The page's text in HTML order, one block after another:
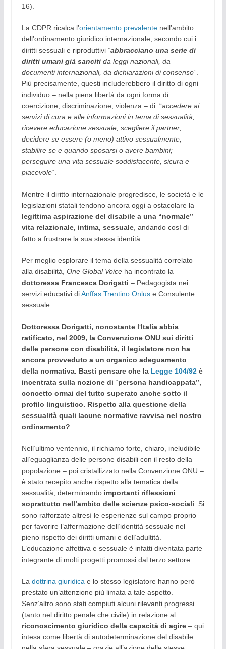
16).
La CDPR ricalca l’orientamento prevalentenell’ambito
dell’ordinamento giuridico internazionale, secondo cui i
diritti sessuali e riproduttivi “abbracciano una serie di
diritti umani già sancitida leggi nazionali, da
documenti internazionali, da dichiarazioni di consenso”.
Più precisamente, questi includerebbero il diritto di ogni
individuo – nella piena libertà da ogni forma di
coercizione, discriminazione, violenza – di: “accedere ai
servizi di cura e alle informazioni in tema di sessualità;
ricevere educazione sessuale; scegliere il partner;
decidere se essere (o meno) attivo sessualmente,
stabilire se e quando sposarsi o avere bambini;
perseguire una vita sessuale soddisfacente, sicura e
piacevole“.
Mentre il diritto internazionale progredisce, le società e le
legislazioni statali tendono ancora oggi a ostacolare la
legittima aspirazione del disabile a una “normale”
vita relazionale, intima, sessuale, andando così di
fatto a frustrare la sua stessa identità.
Per meglio esplorare il tema della sessualità correlato
alla disabilità, One Global Voiceha incontrato la
dottoressa Francesca Dorigatti – Pedagogista nei
servizi educativi diAnffas Trentino Onluse Consulente
sessuale.
Dottoressa Dorigatti, nonostante l‘Italia abbia
ratificato, nel 2009, la Convenzione ONU sui diritti
delle persone con disabilità, il legislatore non ha
ancora provveduto a un organico adeguamento
della normativa. Basti pensare che la Legge 104/92è
incentrata sulla nozione di “persona handicappata”,
concetto ormai del tutto superato anche sotto il
profilo linguistico. Rispetto alla questione della
sessualità quali lacune normative ravvisa nel nostro
ordinamento?
Nell’ultimo ventennio, il richiamo forte, chiaro, ineludibile
all’eguaglianza delle persone disabili con il resto della
popolazione – poi cristallizzato nella Convenzione ONU –
è stato recepito anche rispetto alla tematica della
sessualità, determinando importanti riflessioni
soprattutto nell’ambito delle scienze psico-sociali. Si
sono rafforzate altresì le esperienze sul campo proprio
per favorire l’affermazione dell’identità sessuale nel
pieno rispetto dei diritti umani e dell’adultità.
L’educazione affettiva e sessuale è infatti diventata parte
integrante di molti progetti promossi dal terzo settore.
La dottrina giuridicae lo stesso legislatore hanno però
prestato un’attenzione più limata a tale aspetto.
Senz’altro sono stati compiuti alcuni rilevanti progressi
(tanto nel diritto penale che civile) in relazione al
riconoscimento giuridico della capacità di agire– qui
intesa come libertà di autodeterminazione del disabile